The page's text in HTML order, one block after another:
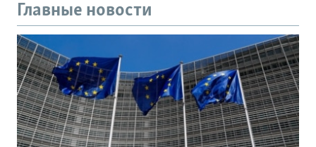
Главные новости